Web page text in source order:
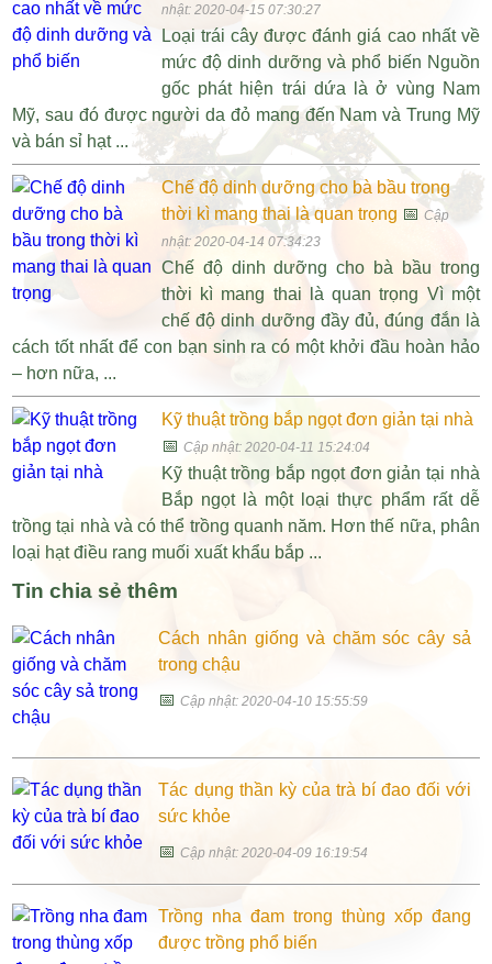
nhật: 2020-04-15 07:30:27
Loại trái cây được đánh giá cao nhất về
mức độ dinh dưỡng và phổ biến Nguồn
gốc phát hiện trái dứa là ở vùng Nam
Mỹ, sau đó được người da đỏ mang đến Nam và Trung Mỹ
và bán sỉ hạt ...
Chế độ dinh dưỡng cho bà bầu trong
thời kì mang thai là quan trọng 📅 Cập
nhật: 2020-04-14 07:34:23
Chế độ dinh dưỡng cho bà bầu trong
thời kì mang thai là quan trọng Vì một
chế độ dinh dưỡng đầy đủ, đúng đắn là
cách tốt nhất để con bạn sinh ra có một khởi đầu hoàn hảo
– hơn nữa, ...
Kỹ thuật trồng bắp ngọt đơn giản tại nhà
📅 Cập nhật: 2020-04-11 15:24:04
Kỹ thuật trồng bắp ngọt đơn giản tại nhà
Bắp ngọt là một loại thực phẩm rất dễ
trồng tại nhà và có thể trồng quanh năm. Hơn thế nữa, phân
loại hạt điều rang muối xuất khẩu bắp ...
Tin chia sẻ thêm
Cách nhân giống và chăm sóc cây sả
trong chậu
📅Cập nhật: 2020-04-10 15:55:59
Tác dụng thần kỳ của trà bí đao đối với
sức khỏe
📅Cập nhật: 2020-04-09 16:19:54
Trồng nha đam trong thùng xốp đang
được trồng phổ biến